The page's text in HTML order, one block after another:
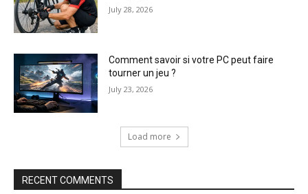
July 28, 2026
Comment savoir si votre PC peut faire
tourner un jeu ?
July 23, 2026
Load more
RECENT COMMENTS